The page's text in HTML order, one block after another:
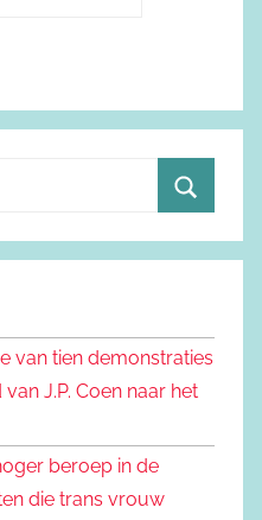
o
e
n
van tien demonstraties
J.P. Coen naar het
beroep in de
die trans vrouw